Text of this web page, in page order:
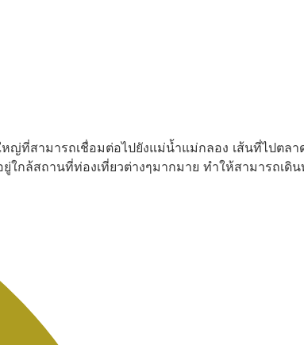
ที่สามารถเชื่อมต่อไปยังแม่น้ำแม่กลอง เส้นที่ไปตล
ล้สถานที่ท่องเที่ยวต่างๆมากมาย ทำให้สามารถเดิ